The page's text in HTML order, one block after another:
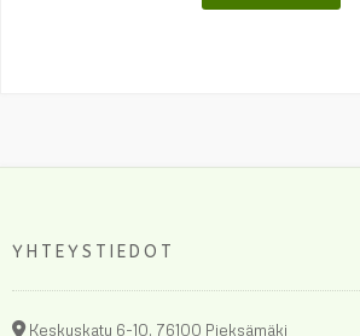
YHTEYSTIEDOT
Keskuskatu 6-10, 76100 Pieksämäki